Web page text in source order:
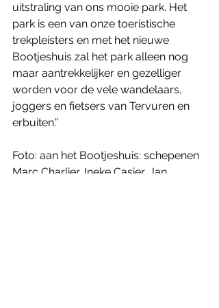
uitstraling van ons mooie park. Het
park is een van onze toeristische
trekpleisters en met het nieuwe
Bootjeshuis zal het park alleen nog
maar aantrekkelijker en gezelliger
worden voor de vele wandelaars,
joggers en fietsers van Tervuren en
erbuiten.”
Foto: aan het Bootjeshuis: schepenen
Marc Charlier, Ineke Casier, Jan